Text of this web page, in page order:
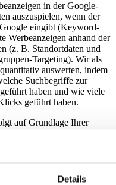
Details
in der Google-
auszuspielen, wenn der
eingibt (Keyword-
Werbeanzeigen anhand der
(z. B. Standortdaten und
Targeting). Wir als
auswerten, indem
Suchbegriffe zur
haben und wie viele
geführt haben.
auf Grundlage Ihrer
gestützt. Details